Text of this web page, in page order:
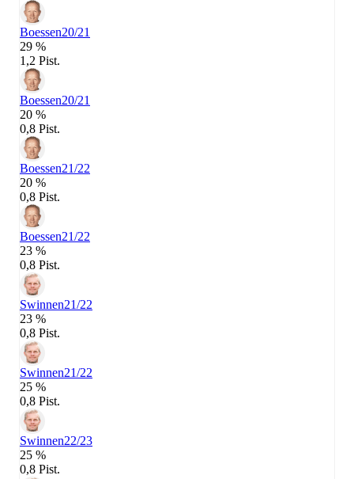
Boessen20/21
29 %
1,2 Pist.
Boessen20/21
20 %
0,8 Pist.
Boessen21/22
20 %
0,8 Pist.
Boessen21/22
23 %
0,8 Pist.
Swinnen21/22
23 %
0,8 Pist.
Swinnen21/22
25 %
0,8 Pist.
Swinnen22/23
25 %
0,8 Pist.